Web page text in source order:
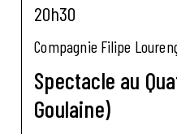
20h30
Compagnie Filipe
Spectacle au
Goulaine)